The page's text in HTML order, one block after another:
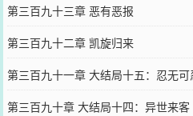
第三百九十三章 恶有恶报
第三百九十二章 凯旋归来
第三百九十一章 大结局十五：忍无可
第三百九十章 大结局十四：异世来客